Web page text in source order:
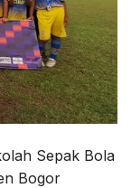
Sepak Bola
Bogor